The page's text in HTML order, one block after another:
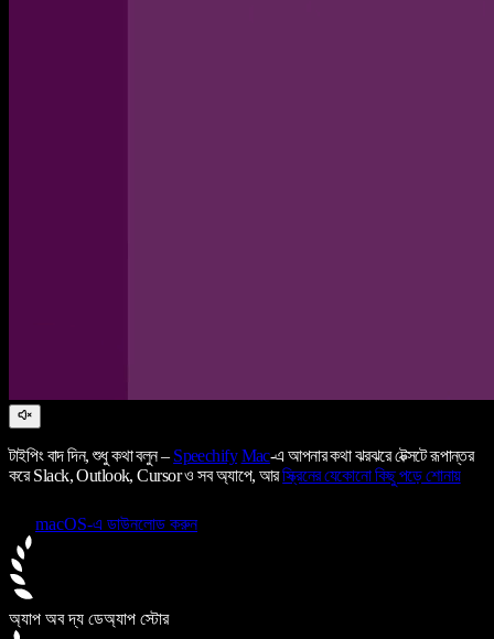
টাইপিং বাদ দিন, শুধু কথা বলুন – Speechify Mac-এ আপনার কথা ঝরঝরে টেক্সটে রূপান্তর
করে Slack, Outlook, Cursor ও সব অ্যাপে, আরস্ক্রিনের যেকোনো কিছু পড়ে শোনায়
macOS-এ ডাউনলোড করুন
অ্যাপ অব দ্য ডেঅ্যাপ স্টোর